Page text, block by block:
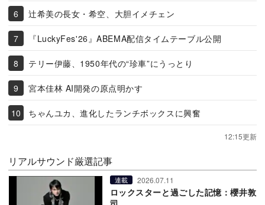
辻希美の長女・希空、大胆イメチェン
『LuckyFes'26』ABEMA配信タイムテーブル公開
テリー伊藤、1950年代の“珍車”にうっとり
宮本佳林 AI開発の原点明かす
ちゃんユカ、進化したランチボックスに興奮
12:15更新
リアルサウンド厳選記事
連載 2026.07.11
ロックスターと過ごした記憶：櫻井敦